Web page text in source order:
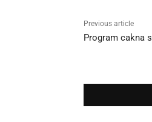
Previous article
Program cakna